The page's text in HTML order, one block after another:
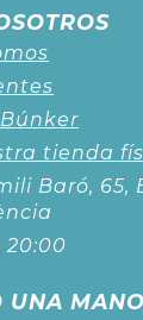
tienda
Baró, 65,
20:00
UNA